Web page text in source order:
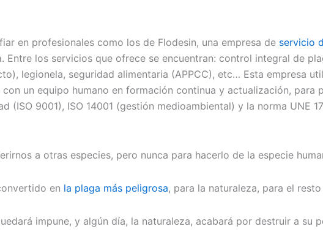
en profesionales como los de Flodesin, una empresa de servicio
Entre los servicios que ofrece se encuentran: control integral de
legionela, seguridad alimentaria (APPCC), etc… Esta empresa
un equipo humano en formación continua y actualización, para
(ISO 9001), ISO 14001 (gestión medioambiental) y la norma UNE
a otras especies, pero nunca para hacerlo de la especie
en la plaga más peligrosa, para la naturaleza, para el
impune, y algún día, la naturaleza, acabará por destruir a su